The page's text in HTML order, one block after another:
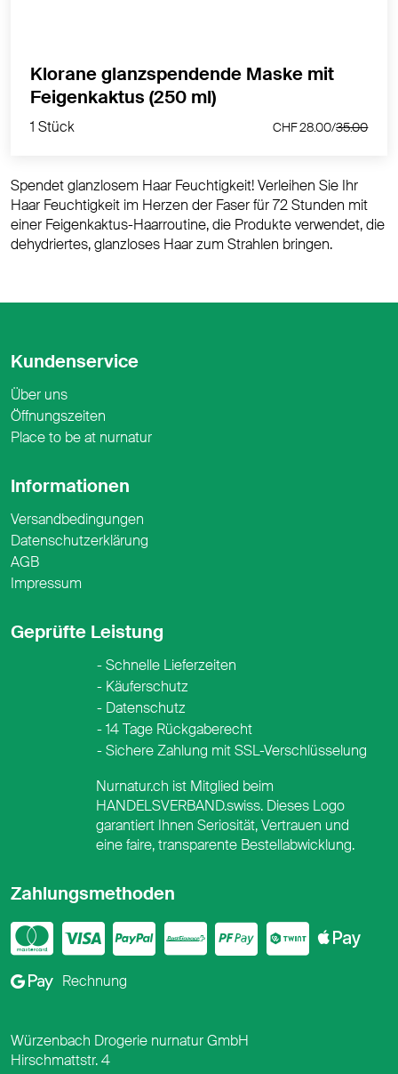
1 Stück
Klorane glanzspendende Maske mit
Feigenkaktus (250 ml)
1 Stück CHF 28.00/35.00
Spendet glanzlosem Haar Feuchtigkeit! Verleihen Sie Ihr
Haar Feuchtigkeit im Herzen der Faser für 72 Stunden mit
einer Feigenkaktus-Haarroutine, die Produkte verwendet, die
dehydriertes, glanzloses Haar zum Strahlen bringen.
Kundenservice
Über uns
Öffnungszeiten
Place to be at nurnatur
Informationen
Versandbedingungen
Datenschutzerklärung
AGB
Impressum
Geprüfte Leistung
Schnelle Lieferzeiten
Käuferschutz
Datenschutz
14 Tage Rückgaberecht
Sichere Zahlung mit SSL-Verschlüsselung
Zahlungsmethoden
Mastercard
VisaPayPal
PostFinance
Twint
Google Pay
Rechnung
Nurnatur.ch ist Mitglied beim
HANDELSVERBAND.swiss. Dieses Logo
garantiert Ihnen Seriosität, Vertrauen und
eine faire, transparente Bestellabwicklung.
Würzenbach Drogerie nurnatur GmbH
Hirschmattstr. 4